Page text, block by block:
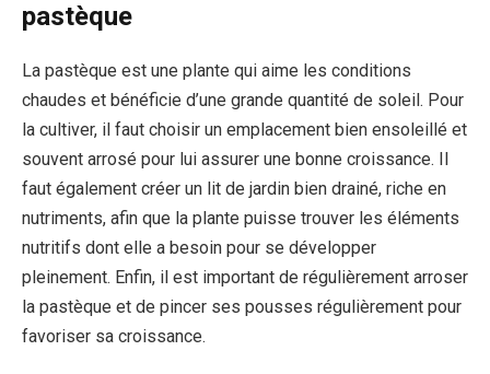
pastèque
La pastèque est une plante qui aime les conditions
chaudes et bénéficie d’une grande quantité de soleil. Pour
la cultiver, il faut choisir un emplacement bien ensoleillé et
souvent arrosé pour lui assurer une bonne croissance. Il
faut également créer un lit de jardin bien drainé, riche en
nutriments, afin que la plante puisse trouver les éléments
nutritifs dont elle a besoin pour se développer
pleinement. Enfin, il est important de régulièrement arroser
la pastèque et de pincer ses pousses régulièrement pour
favoriser sa croissance.